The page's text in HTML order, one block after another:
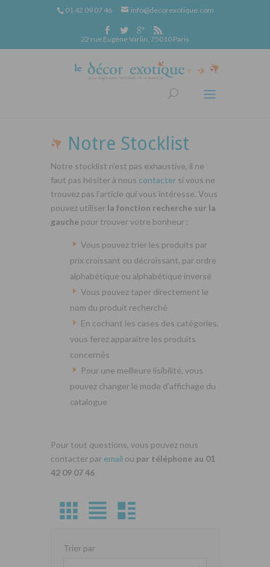
01 42 09 07 46 info@decorexotique.com
22 rue Eugène Varlin, 75010 Paris
Notre Stocklist
Notre stocklist n’est pas exhaustive, il ne
faut pas hésiter à nous contacter si vous ne
trouvez pas l’article qui vous intéresse. Vous
pouvez utiliser la fonction recherche sur la
gauche pour trouver votre bonheur :
Vous pouvez trier les produits par
prix croissant ou décroissant, par ordre
alphabétique ou alphabétique inversé
Vous pouvez taper directement le
nom du produit recherché
En cochant les cases des catégories,
vous ferez apparaitre les produits
concernés
Pour une meilleure lisibilité, vous
pouvez changer le mode d’affichage du
catalogue
Pour tout questions, vous pouvez nous
contacter par email ou par téléphone au 01
42 09 07 46
Trier par